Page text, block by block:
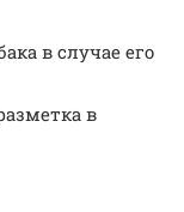
в случае его
в